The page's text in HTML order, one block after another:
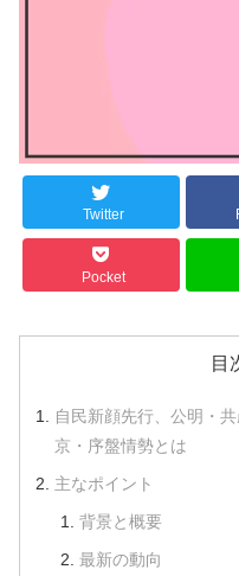
Twitter
Pocket
目
自民新顔先行、公明・
京・序盤情勢とは
主なポイント
背景と概要
最新の動向